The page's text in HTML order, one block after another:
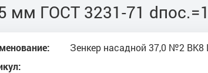
мм ГОСТ 3231-71
Зенкер насадной 37,0 №2